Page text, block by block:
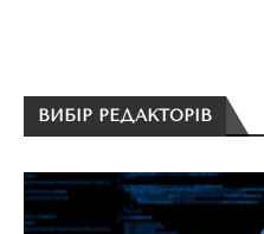
ВИБІР РЕДАКТОРІВ